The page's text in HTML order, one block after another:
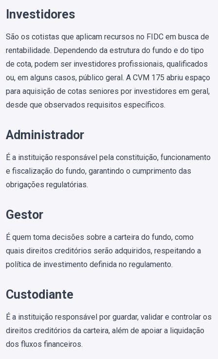
Investidores
São os cotistas que aplicam recursos no FIDC em busca de
rentabilidade. Dependendo da estrutura do fundo e do tipo
de cota, podem ser investidores profissionais, qualificados
ou, em alguns casos, público geral. A CVM 175 abriu espaço
para aquisição de cotas seniores por investidores em geral,
desde que observados requisitos específicos.
Administrador
É a instituição responsável pela constituição, funcionamento
e fiscalização do fundo, garantindo o cumprimento das
obrigações regulatórias.
Gestor
É quem toma decisões sobre a carteira do fundo, como
quais direitos creditórios serão adquiridos, respeitando a
política de investimento definida no regulamento.
Custodiante
É a instituição responsável por guardar, validar e controlar os
direitos creditórios da carteira, além de apoiar a liquidação
dos fluxos financeiros.